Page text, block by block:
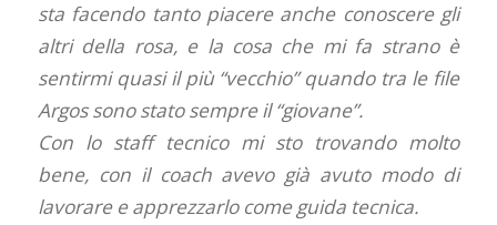
sta facendo tanto piacere anche conoscere gli
altri della rosa, e la cosa che mi fa strano è
sentirmi quasi il più “vecchio” quando tra le file
Argos sono stato sempre il “giovane”.
Con lo staff tecnico mi sto trovando molto
bene, con il coach avevo già avuto modo di
lavorare e apprezzarlo come guida tecnica.